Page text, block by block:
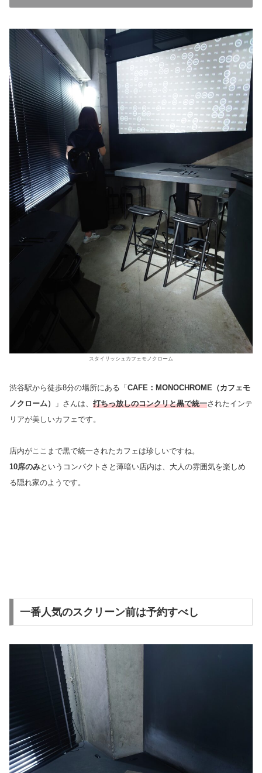
スタイリッシュカフェモノクローム
渋谷駅から徒歩8分の場所にある「 CAFE：MONOCHROME（カフェモ
ノクローム）
」さんは、 打ちっ放しのコンクリと黒で統一されたインテ
リアが美しいカフェです。
店内がここまで黒で統一されたカフェは珍しいですね。
10席のみというコンパクトさと薄暗い店内は、大人の雰囲気を楽しめ
る隠れ家のようです。
一番人気のスクリーン前は予約すべし